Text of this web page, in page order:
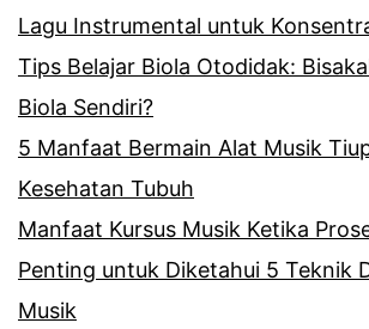
Lagu Instrumental untuk
Tips Belajar Biola Otodidak:
Biola Sendiri?
5 Manfaat Bermain Alat Musik
Kesehatan Tubuh
Manfaat Kursus Musik Ketika
Penting untuk Diketahui 5 Teknik
Musik